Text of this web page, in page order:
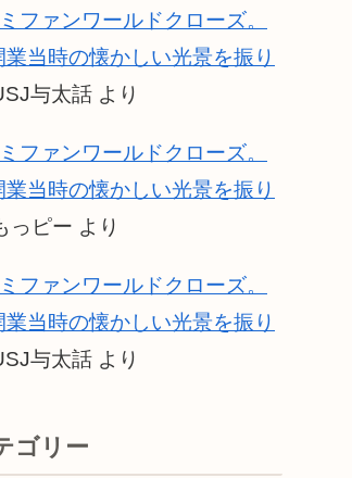
ファンワールドクローズ。
当時の懐かしい光景を振り
与太話 より
ファンワールドクローズ。
当時の懐かしい光景を振り
っピー より
ファンワールドクローズ。
当時の懐かしい光景を振り
与太話 より
ゴリー